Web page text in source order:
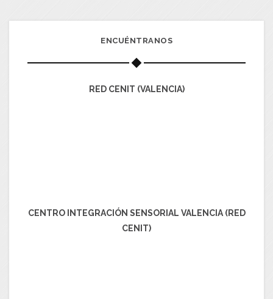
ENCUÉNTRANOS
RED CENIT (VALENCIA)
CENTRO INTEGRACIÓN SENSORIAL VALENCIA (RED
CENIT)